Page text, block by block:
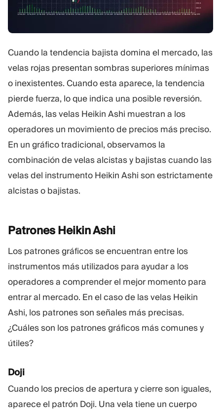
Cuando la tendencia bajista domina el mercado, las
velas rojas presentan sombras superiores mínimas
o inexistentes. Cuando esta aparece, la tendencia
pierde fuerza, lo que indica una posible reversión.
Además, las velas Heikin Ashi muestran a los
operadores un movimiento de precios más preciso.
En un gráfico tradicional, observamos la
combinación de velas alcistas y bajistas cuando las
velas del instrumento Heikin Ashi son estrictamente
alcistas o bajistas.
Patrones HeikinAshi
Los patrones gráficos se encuentran entre los
instrumentos más utilizados para ayudar a los
operadores a comprender el mejor momento para
entrar al mercado. En el caso de las velas Heikin
Ashi, los patrones son señales más precisas.
¿Cuáles son los patrones gráficos más comunes y
útiles?
Doji
Cuando los precios de apertura y cierre son iguales,
aparece el patrón Doji. Una vela tiene un cuerpo